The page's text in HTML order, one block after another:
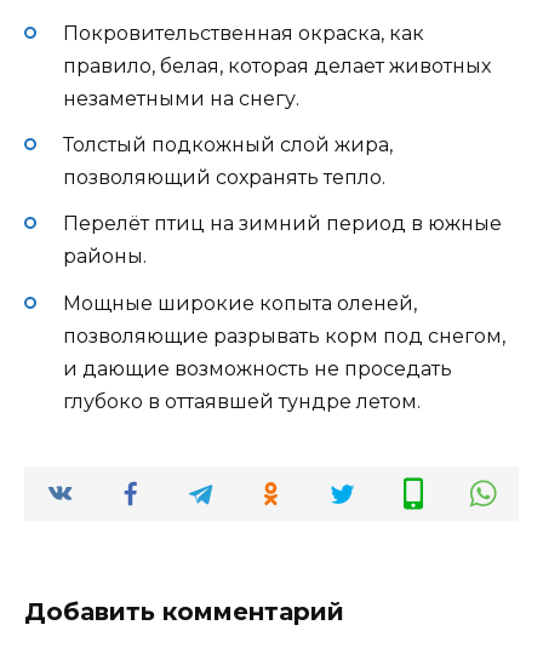
Покровительственная окраска, как
правило, белая, которая делает животных
незаметными на снегу.
Толстый подкожный слой жира,
позволяющий сохранять тепло.
Перелёт птиц на зимний период в южные
районы.
Мощные широкие копыта оленей,
позволяющие разрывать корм под снегом,
и дающие возможность не проседать
глубоко в оттаявшей тундре летом.
Добавить комментарий